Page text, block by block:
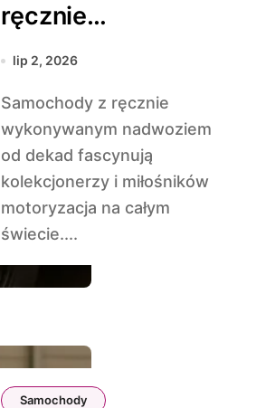
ręcznie
wykonywanym
lip 2, 2026
Samochody z ręcznie
wykonywanym nadwoziem
od dekad fascynują
kolekcjonerzy i miłośników
motoryzacja na całym
świecie....
Samochody